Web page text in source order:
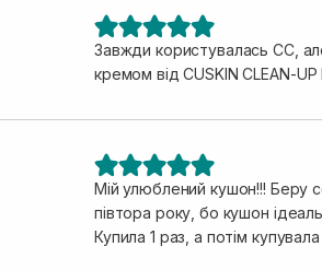
Завжди користувалась СС,
кремом від CUSKIN CLEAN-UP
Мій улюблений кушон!!! Беру
півтора року, бо кушон
Купила 1 раз, а потім